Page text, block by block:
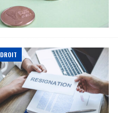
DROIT